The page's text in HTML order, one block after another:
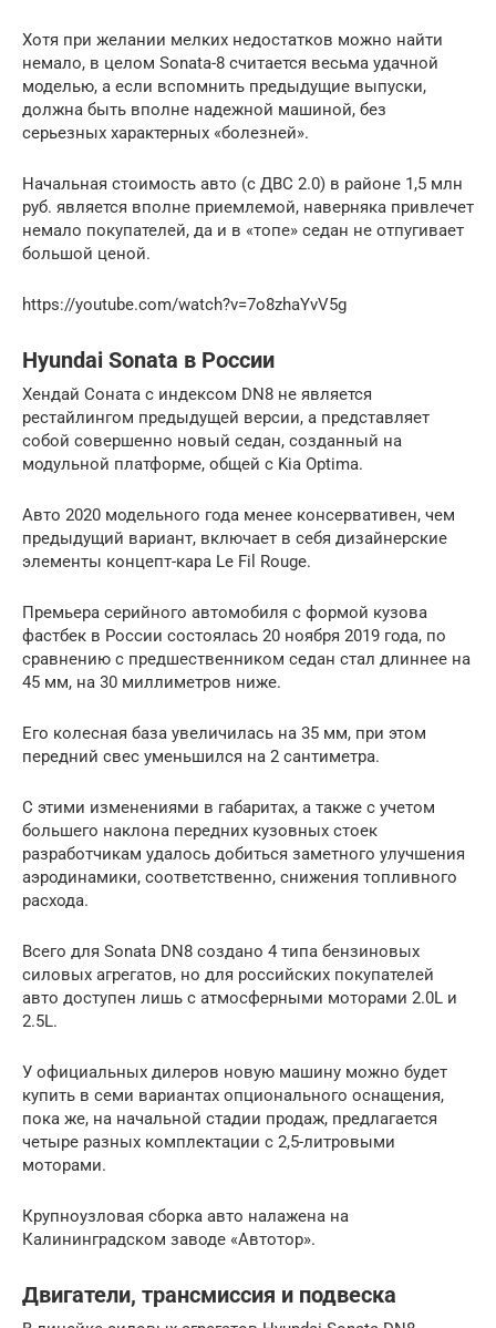
Хотя при желании мелких недостатков можно найти
немало, в целом Sonata-8 считается весьма удачной
моделью, а если вспомнить предыдущие выпуски,
должна быть вполне надежной машиной, без
серьезных характерных «болезней».
Начальная стоимость авто (с ДВС 2.0) в районе 1,5 млн
руб. является вполне приемлемой, наверняка привлечет
немало покупателей, да и в «топе» седан не отпугивает
большой ценой.
https://youtube.com/watch?v=7o8zhaYvV5g
Hyundai Sonata в России
Хендай Соната с индексом DN8 не является
рестайлингом предыдущей версии, а представляет
собой совершенно новый седан, созданный на
модульной платформе, общей с Kia Optima.
Авто 2020 модельного года менее консервативен, чем
предыдущий вариант, включает в себя дизайнерские
элементы концепт-кара Le Fil Rouge.
Премьера серийного автомобиля с формой кузова
фастбек в России состоялась 20 ноября 2019 года, по
сравнению с предшественником седан стал длиннее на
45 мм, на 30 миллиметров ниже.
Его колесная база увеличилась на 35 мм, при этом
передний свес уменьшился на 2 сантиметра.
С этими изменениями в габаритах, а также с учетом
большего наклона передних кузовных стоек
разработчикам удалось добиться заметного улучшения
аэродинамики, соответственно, снижения топливного
расхода.
Всего для Sonata DN8 создано 4 типа бензиновых
силовых агрегатов, но для российских покупателей
авто доступен лишь с атмосферными моторами 2.0L и
2.5L.
У официальных дилеров новую машину можно будет
купить в семи вариантах опционального оснащения,
пока же, на начальной стадии продаж, предлагается
четыре разных комплектации с 2,5-литровыми
моторами.
Крупноузловая сборка авто налажена на
Калининградском заводе «Автотор».
Двигатели, трансмиссия и подвеска